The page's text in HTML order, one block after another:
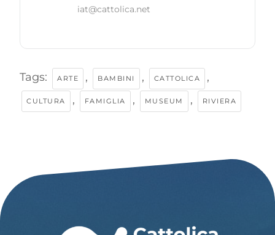
iat@cattolica.net
Tags: ARTE , BAMBINI , CATTOLICA ,
CULTURA , FAMIGLIA , MUSEUM , RIVIERA